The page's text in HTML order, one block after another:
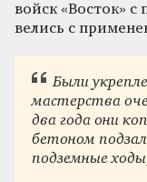
войск «Восток»
велись с
Были
мастерства
два года они
бетоном
подземные